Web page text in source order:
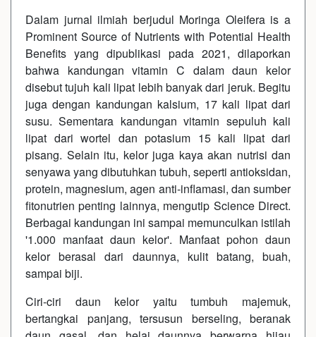
Dalam jurnal ilmiah berjudul Moringa Oleifera is a
Prominent Source of Nutrients with Potential Health
Benefits yang dipublikasi pada 2021, dilaporkan
bahwa kandungan vitamin C dalam daun kelor
disebut tujuh kali lipat lebih banyak dari jeruk. Begitu
juga dengan kandungan kalsium, 17 kali lipat dari
susu. Sementara kandungan vitamin sepuluh kali
lipat dari wortel dan potasium 15 kali lipat dari
pisang. Selain itu, kelor juga kaya akan nutrisi dan
senyawa yang dibutuhkan tubuh, seperti antioksidan,
protein, magnesium, agen anti-inflamasi, dan sumber
fitonutrien penting lainnya, mengutip Science Direct.
Berbagai kandungan ini sampai memunculkan istilah
'1.000 manfaat daun kelor'. Manfaat pohon daun
kelor berasal dari daunnya, kulit batang, buah,
sampai biji.
Ciri-ciri daun kelor yaitu tumbuh majemuk,
bertangkai panjang, tersusun berseling, beranak